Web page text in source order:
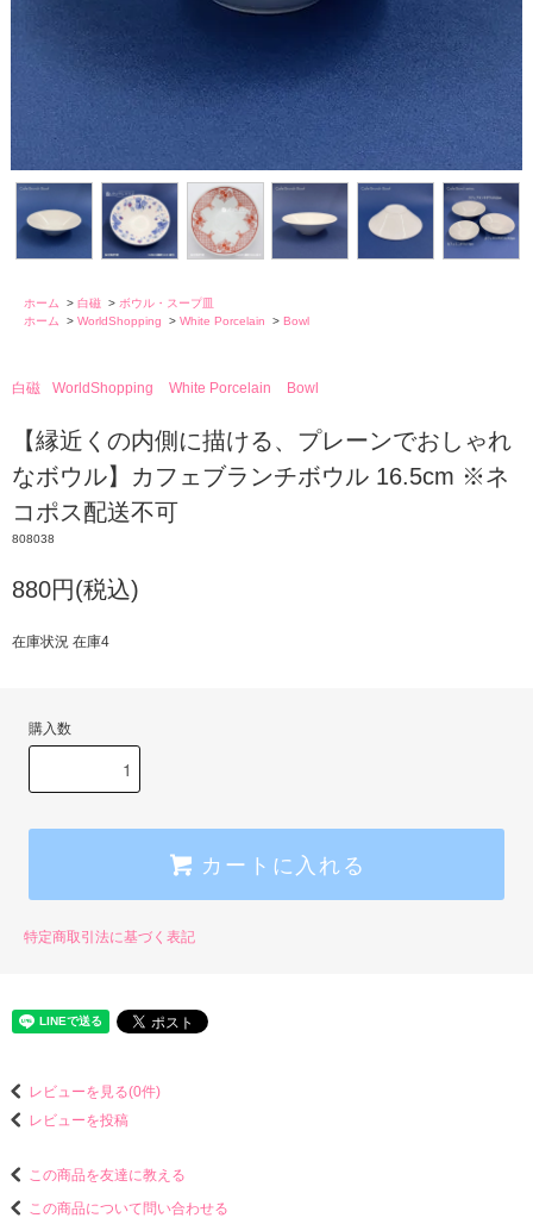
ホーム > 白磁 > ボウル・スープ皿
ホーム
> WorldShopping > White Porcelain > Bowl
白磁 WorldShopping White Porcelain Bowl
【縁近くの内側に描ける、プレーンでおしゃれ
なボウル】カフェブランチボウル 16.5cm ※ネ
コポス配送不可
808038
880円(税込)
在庫状況 在庫4
購入数
カートに入れる
特定商取引法に基づく表記
レビューを見る(0件)
レビューを投稿
この商品を友達に教える
この商品について問い合わせる